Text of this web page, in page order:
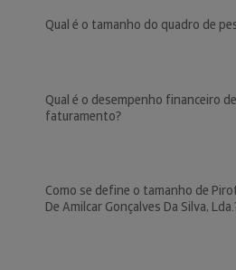
Qual é o tamanho do quadro de
Qual é o desempenho financeiro
faturamento?
Como se define o tamanho de
De Amilcar Gonçalves Da Silva,